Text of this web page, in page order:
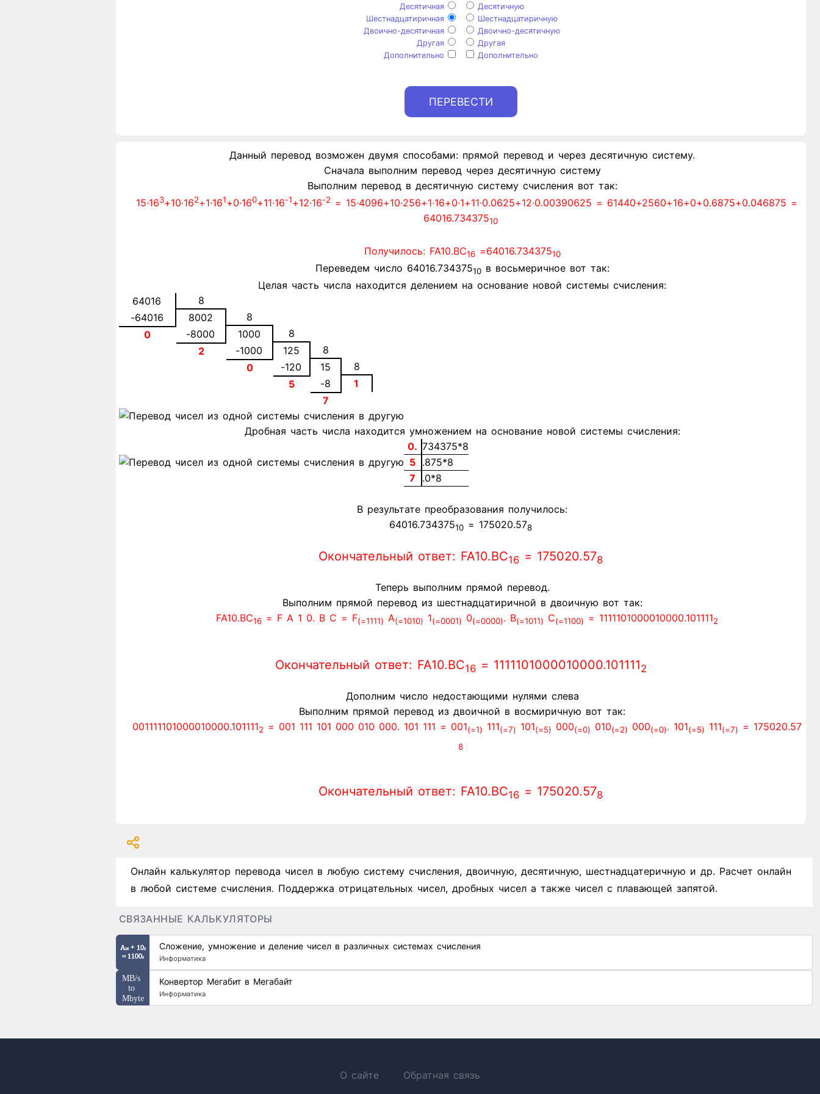
Десятичная
Шестнадцатиричная
Двоично-десятичная
Другая
Дополнительно
Десятичную
Шестнадцатиричную
Двоично-десятичную
Другая
Дополнительно
Данный перевод возможен двумя способами: прямой перевод и через десятичную систему.
Сначала выполним перевод через десятичную систему
Выполним перевод в десятичную систему счисления вот так:
15∙163+10∙162+1∙161+0∙160+11∙16-1+12∙16-2 = 15∙4096+10∙256+1∙16+0∙1+11∙0.0625+12∙0.00390625 = 61440+2560+16+0+0.6875+0.046875 =
64016.73437510
Получилось: FA10.BC16=64016.73437510
Переведем число 64016.73437510в восьмеричное вот так:
Целая часть числа находится делением на основание новой системы счисления:
64016
8
-64016
8002
8
0
-8000 1000
8
2
-1000 125
8
0
-120 15
8
5
-8
1
7
Дробная часть числа находится умножением на основание новой системы счисления:
0. 734375*8
5
.875*8
7
.0*8
В результате преобразования получилось:
64016.73437510 = 175020.578
Окончательный ответ: FA10.BC16 = 175020.578
Теперь выполним прямой перевод.
Выполним прямой перевод из шестнадцатиричной в двоичную вот так:
FA10.BC16= F A 1 0. B C = F(=1111) A(=1010) 1(=0001) 0(=0000). B(=1011) C(=1100) = 1111101000010000.1011112
Окончательный ответ: FA10.BC16 = 1111101000010000.1011112
Дополним число недостающими нулями слева
Выполним прямой перевод из двоичной в восмиричную вот так:
001111101000010000.1011112 = 001 111 101 000 010 000. 101 111 = 001(=1) 111(=7) 101(=5) 000(=0) 010(=2) 000(=0). 101(=5) 111(=7) = 175020.57
8
Окончательный ответ: FA10.BC16 = 175020.578
Онлайн калькулятор перевода чисел в любую систему счисления, двоичную, десятичную, шестнадцатеричную и др. Расчет онлайн
в любой системе счисления. Поддержка отрицательных чисел, дробных чисел а также чисел с плавающей запятой.
СВЯЗАННЫЕ КАЛЬКУЛЯТОРЫ
Сложение, умножение и деление чисел в различных системах счисления
Информатика
Конвертор Мегабит в Мегабайт
Информатика
О сайте Обратная связь